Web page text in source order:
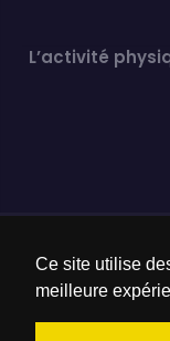
L’activité
Contact
Ce site utilise
meilleure